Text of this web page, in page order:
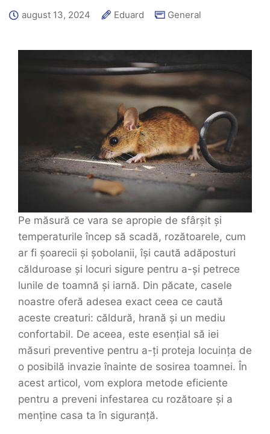
august 13, 2024 Eduard General
Pe măsură ce vara se apropie de sfârșit și
temperaturile încep să scadă, rozătoarele, cum
ar fi șoarecii și șobolanii, își caută adăposturi
călduroase și locuri sigure pentru a-și petrece
lunile de toamnă și iarnă. Din păcate, casele
noastre oferă adesea exact ceea ce caută
aceste creaturi: căldură, hrană și un mediu
confortabil. De aceea, este esențial să iei
măsuri preventive pentru a-ți proteja locuința de
o posibilă invazie înainte de sosirea toamnei. În
acest articol, vom explora metode eficiente
pentru a preveni infestarea cu rozătoare și a
menține casa ta în siguranță.